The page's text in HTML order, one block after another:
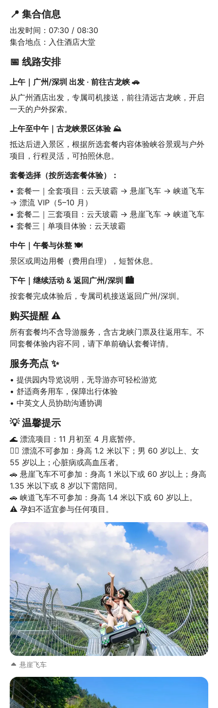
📍 集合信息
出发时间：07:30 / 08:30
集合地点：入住酒店大堂
📅 线路安排
上午｜广州/深圳 出发 · 前往古龙峡 🚗
从广州酒店出发，专属司机接送，前往清远古龙峡，开启
一天的户外探索。
上午至中午｜古龙峡景区体验 ⛰️
抵达后进入景区，根据所选套餐内容体验峡谷景观与户外
项目，行程灵活，可拍照休息。
套餐选择（按所选套餐体验）：
• 套餐一｜全套项目：云天玻霸 → 悬崖飞车 → 峡道飞车
→ 漂流 VIP（5–10 月）
• 套餐二｜三套项目：云天玻霸 → 悬崖飞车 → 峡道飞车
• 套餐三｜单项目体验：云天玻霸
中午｜午餐与休整 🍽️
景区或周边用餐（费用自理），短暂休息。
下午｜继续活动 & 返回广州/深圳 🏙️
按套餐完成体验后，专属司机接送返回广州/深圳。
购买提醒 ⚠️
所有套餐均不含导游服务，含古龙峡门票及往返用车。不
同套餐体验内容不同，请下单前确认套餐详情。
服务亮点 ✨
• 提供园内导览说明，无导游亦可轻松游览
• 舒适商务用车，保障出行体验
• 中英文人员协助沟通协调
💡 温馨提示
🌊 漂流项目：11 月初至 4 月底暂停。
🚣‍♂️ 漂流不可参加：身高 1.2 米以下；男 60 岁以上、女
55 岁以上；心脏病或高血压者。
🚗 悬崖飞车不可参加：身高 1 米以下或 60 岁以上；身高
1.35 米以下或 8 岁以下需陪同。
🚗 峡道飞车不可参加：身高 1.4 米以下或 60 岁以上。
⚠️ 孕妇不适宜参与任何项目。
悬崖飞车